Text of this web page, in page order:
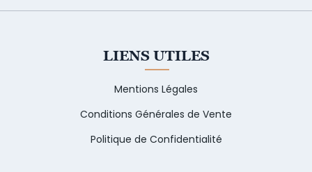
LIENS UTILES
Mentions Légales
Conditions Générales de Vente
Politique de Confidentialité